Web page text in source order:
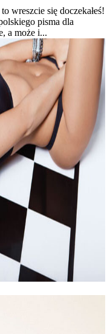
wreszcie się doczekałeś!
pisma dla
a może i...